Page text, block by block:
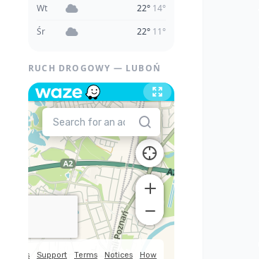
Wt
22° 14°
Śr
22° 11°
RUCH DROGOWY — LUBOŃ